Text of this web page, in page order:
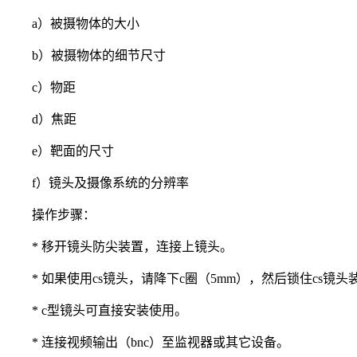
a）被摄物体的大小
b）被摄物体的细节尺寸
c）物距
d）焦距
e）靶面的尺寸
f）镜头及摄像系统的分辨率
操作步骤：
* 移开镜头防尖装置，连接上镜头。
* 如果使用cs镜头，请降下c圈（5mm），然后锁住cs镜头
* c型镜头可直接安装使用。
* 连接视频输出（bnc）至监视器或其它设备。